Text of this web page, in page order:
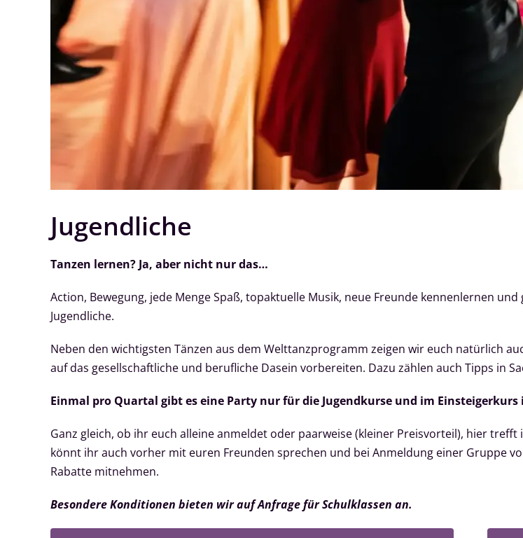
Jugendliche
Tanzen lernen? Ja, aber nicht nur das…
Action, Bewegung, jede Menge Spaß, topaktuelle Musik, neue Freunde kennenlernen
Jugendliche.
Neben den wichtigsten Tänzen aus dem Welttanzprogramm zeigen wir euch natürlich
auf das gesellschaftliche und berufliche Dasein vorbereiten. Dazu zählen auch Tipps in
Einmal pro Quartal gibt es eine Party nur für die Jugendkurse und im
Ganz gleich, ob ihr euch alleine anmeldet oder paarweise (kleiner Preisvorteil), hier
könnt ihr auch vorher mit euren Freunden sprechen und bei Anmeldung einer Gruppe
Rabatte mitnehmen.
Besondere Konditionen bieten wir auf Anfrage für Schulklassen an.